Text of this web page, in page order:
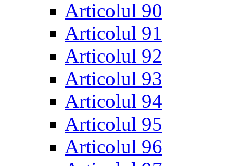
Articolul 90
Articolul 91
Articolul 92
Articolul 93
Articolul 94
Articolul 95
Articolul 96